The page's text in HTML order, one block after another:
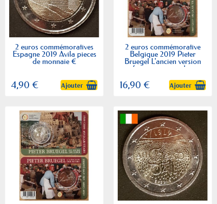
2 euros commémoratives
Espagne 2019 Avila pieces
de monnaie €
4,90 € Ajouter
2 euros commémorative
Belgique 2019 Pieter
Bruegel L'ancien version
francaise piece de...
16,90 € Ajouter